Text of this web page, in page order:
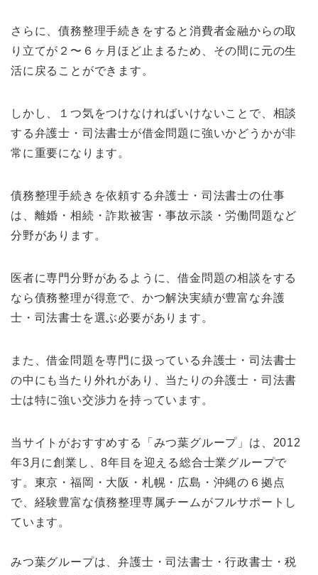
さらに、債務整理手続きをすると消費者金融からの取
り立てが２〜６ヶ月ほど止まるため、その間に元の生
活に戻ることができます。
しかし、１つ気をつけなければいけないことで、相談
する弁護士・司法書士が借金問題に強いかどうかが非
常に重要になります。
債務整理手続きを依頼する弁護士・司法書士の仕事
は、離婚・相続・詐欺被害・事故示談・労働問題など
分野があります。
医者に専門分野があるように、借金問題の相談をする
なら債務整理が得意で、かつ解決実績が豊富な弁護
士・司法書士を選ぶ必要があります。
また、借金問題を専門に扱っている弁護士・司法書士
の中にも当たり外れがあり、当たりの弁護士・司法書
士は特に強い交渉力を持っています。
当サイトがおすすめする「みつ葉グループ」は、2012
年3月に創業し、8年目を迎える総合士業グループで
す。東京・福岡・大阪・札幌・広島・沖縄の６拠点
で、経験豊富な債務整理専属チームがフルサポートし
ています。
みつ葉グループは、弁護士・司法書士・行政書士・税